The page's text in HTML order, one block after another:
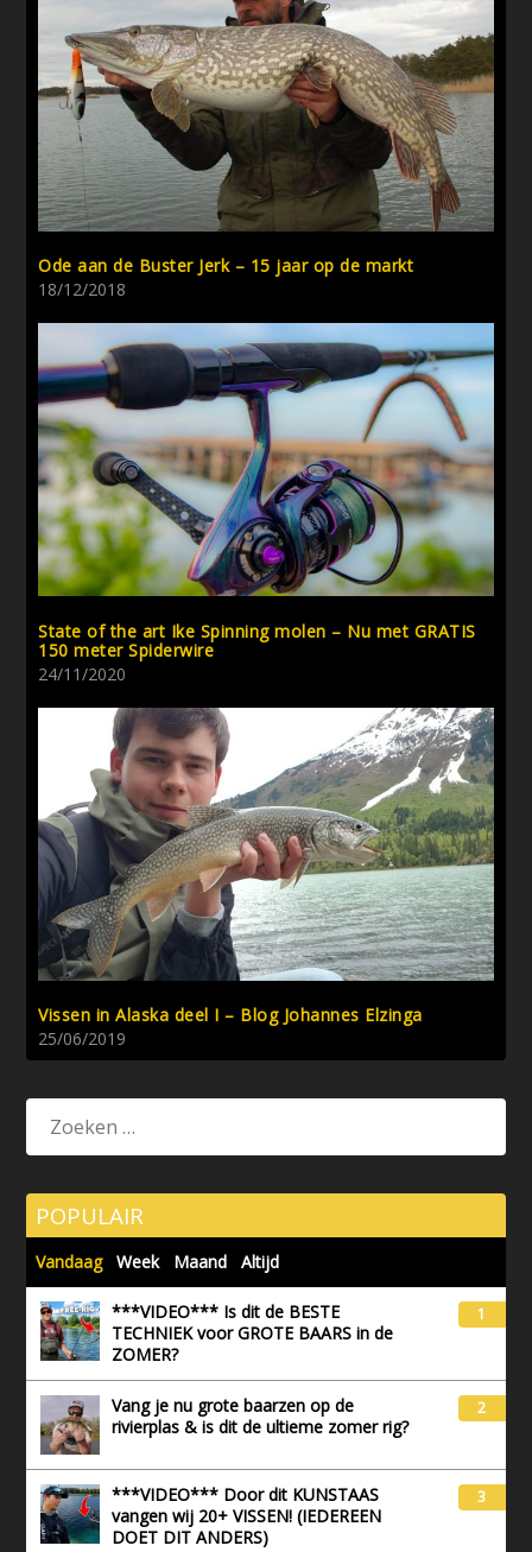
Ode aan de Buster Jerk – 15 jaar op de markt
18/12/2018
State of the art Ike Spinning molen – Nu met GRATIS
150 meter Spiderwire
24/11/2020
Vissen in Alaska deel I – Blog Johannes Elzinga
25/06/2019
POPULAIR
Vandaag Week Maand Altijd
***VIDEO*** Is dit de BESTE
TECHNIEK voor GROTE BAARS in de
ZOMER?
1
Vang je nu grote baarzen op de
rivierplas & is dit de ultieme zomer rig?
2
***VIDEO*** Door dit KUNSTAAS
vangen wij 20+ VISSEN! (IEDEREEN
DOET DIT ANDERS)
3